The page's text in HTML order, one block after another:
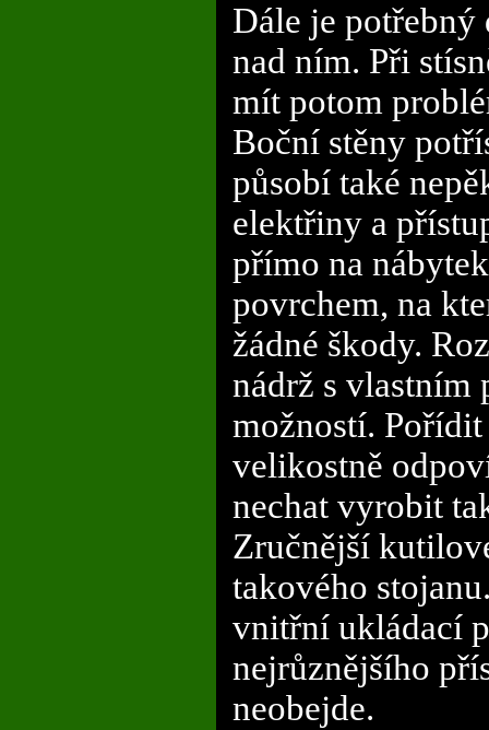
Dále je potřebný
nad ním. Při
mít potom
Boční stěny
působí také
elektřiny a
přímo na
povrchem, na
žádné škody.
nádrž s vlastním
možností.
velikostně
nechat vyrobit
Zručnější
takového
vnitřní ukládací
nejrůznějšího
neobejde.